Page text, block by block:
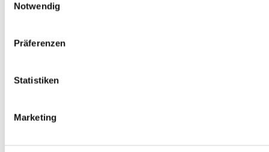
Notwendig
Präferenzen
Statistiken
Marketing
Nachhaltigkeit
Versandkosten
Erklärung zur Barrierefreiheit
WIDERRUF ERKLÄREN
Karten & Bücher